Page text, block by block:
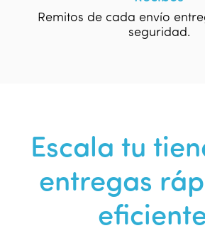
Remitos de cada envío
seguridad.
Escala tu
entregas